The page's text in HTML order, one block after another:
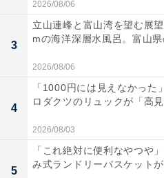
2026/08/06
3
立山連峰と富山湾を望む展
mの海洋深層水風呂。富山
2026/08/06
4
「1000円には見えなかった
ロダクツのリュックが「高
2026/08/03
5
「これ絶対に便利なやつや
み式ランドリーバスケット